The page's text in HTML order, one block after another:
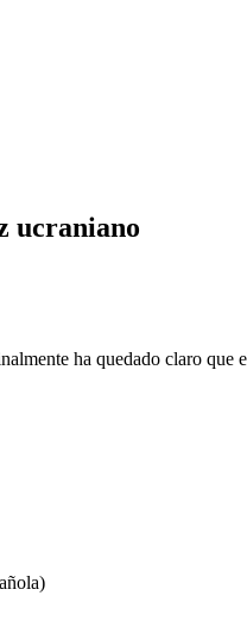
ucraniano
ha quedado claro